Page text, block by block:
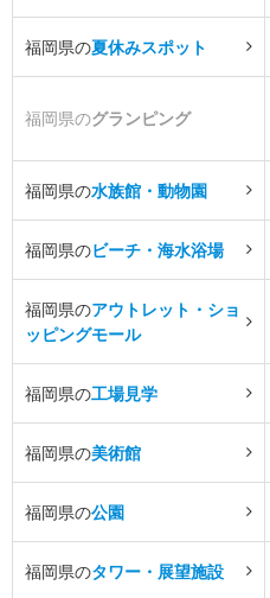
福岡県の夏休みスポット
福岡県のグランピング
福岡県の水族館・動物園
福岡県のビーチ・海水浴場
福岡県のアウトレット・ショ
ッピングモール
福岡県の工場見学
福岡県の美術館
福岡県の公園
福岡県のタワー・展望施設